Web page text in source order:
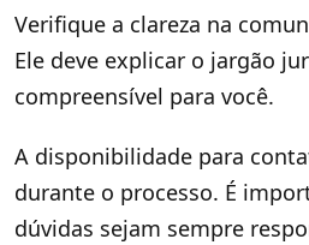
Verifique a clareza na
Ele deve explicar o jargão
compreensível para você.
A disponibilidade para
durante o processo. É
dúvidas sejam sempre